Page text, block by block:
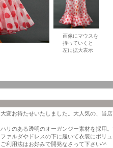
画像にマウスを
持っていくと
左に拡大表示
大変お待たせいたしました。大人気の、当
ハリのある透明のオーガンジー素材を採用
ファルダやドレスの下に履いて衣装にボリ
ご利用法はお好みで開発なさって下さい^^